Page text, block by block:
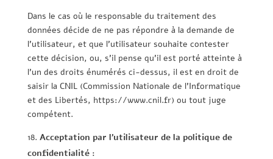
Dans le cas où le responsable du traitement des
données décide de ne pas répondre à la demande de
l’utilisateur, et que l’utilisateur souhaite contester
cette décision, ou, s’il pense qu’il est porté atteinte à
l’un des droits énumérés ci-dessus, il est en droit de
saisir la CNIL (Commission Nationale de l’Informatique
et des Libertés, https://www.cnil.fr) ou tout juge
compétent.
Acceptation par l’utilisateur de la politique de
confidentialité :